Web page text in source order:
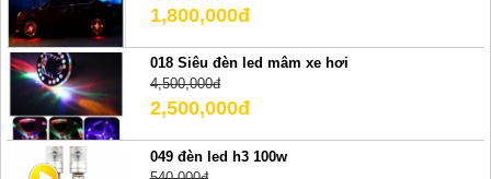
1,800,000đ
018 Siêu đèn led mâm xe hơi
4,500,000đ
2,500,000đ
049 đèn led h3 100w